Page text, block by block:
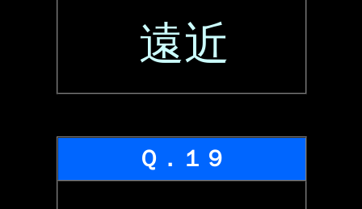
遠近
Ｑ．１９